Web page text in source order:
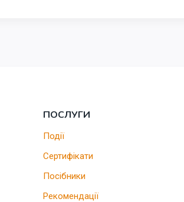
ПОСЛУГИ
Події
Сертифікати
Посібники
Рекомендації